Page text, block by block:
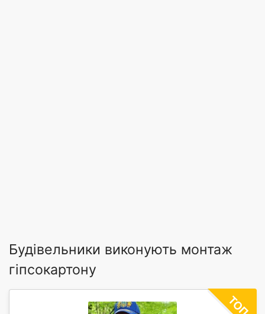
Будівельники виконують монтаж
гіпсокартону